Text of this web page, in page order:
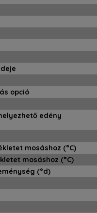
opció
edény
mosáshoz (°C)
mosáshoz (°C)
(°d)